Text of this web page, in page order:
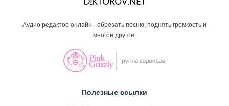
Аудио редактор онлайн - обрезать песню, поднять громкость и
многое другое.
Полезные ссылки